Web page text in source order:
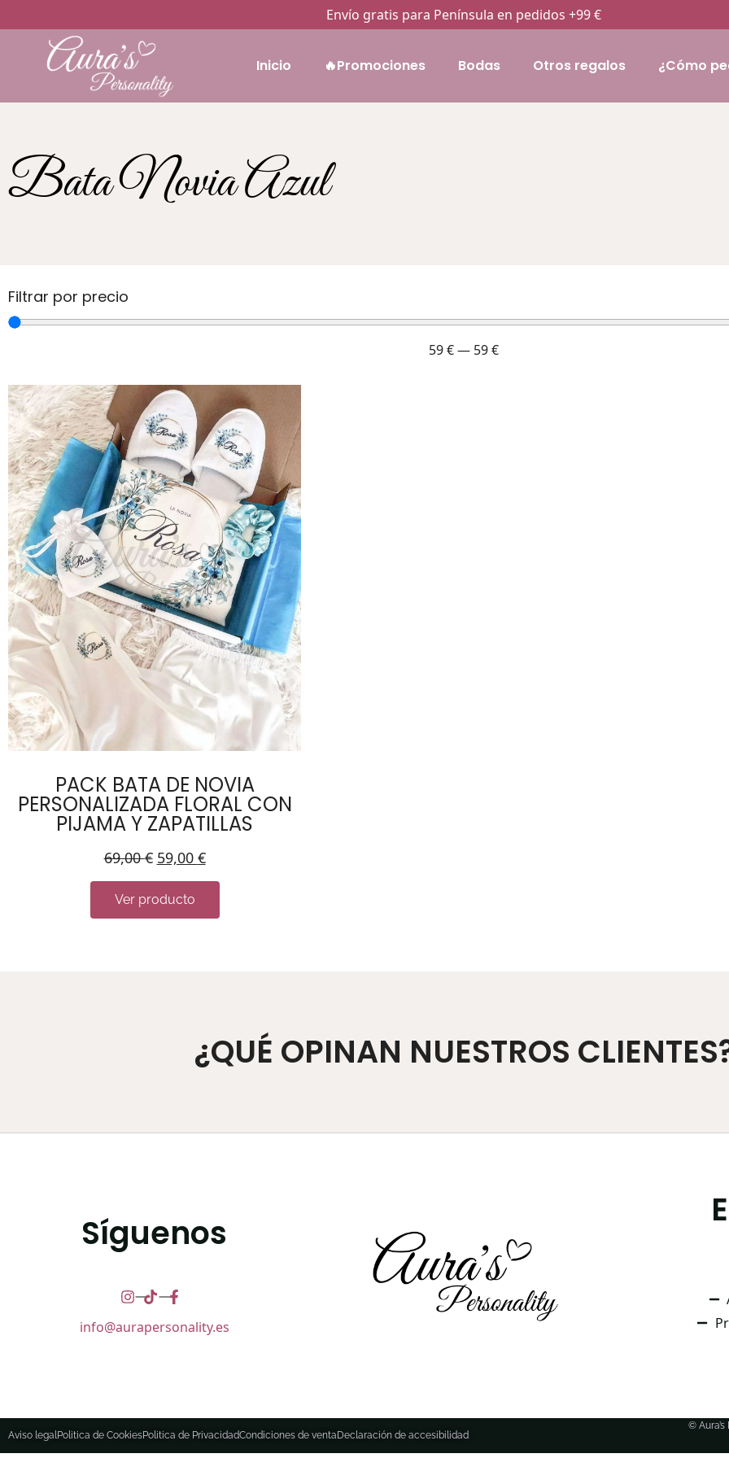
Envío gratis para Península en pedidos +99 €
Inicio 🔥Promociones Bodas Otros regalos ¿Cómo
Bata Novia Azul
Filtrar por precio
59€— 59€
PACK BATA DE NOVIA
PERSONALIZADA FLORAL CON
PIJAMA Y ZAPATILLAS
69,00€ 59,00 €
Ver producto
¿QUÉ OPINAN NUESTROS
Síguenos
info@aurapersonality.es
Aviso legalPolitica de CookiesPolitica de PrivacidadCondiciones de venta Declaración de accesibilidad
©